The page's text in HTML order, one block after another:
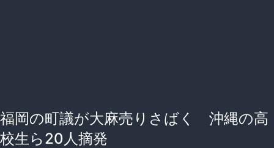
福岡の町議が大麻売りさばく 沖縄の高
校生ら20人摘発